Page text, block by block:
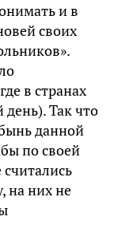
и в
своих
в странах
день). Так что
данной
по своей
на них не